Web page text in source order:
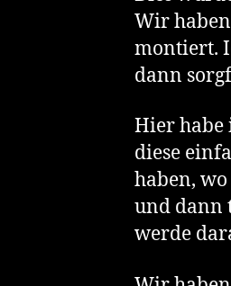
Wir
montiert.
dann
Hier habe
diese
haben,
und dann
werde